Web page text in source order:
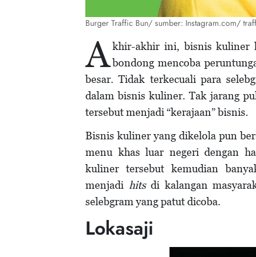
Burger Traffic Bun/ sumber: Instagram.com/
Akhir-akhir ini, bisnis kuliner
bondong mencoba
besar. Tidak terkecuali para
dalam bisnis kuliner. Tak jarang
tersebut menjadi “kerajaan” bisnis.
Bisnis kuliner yang dikelola pun
menu khas luar negeri dengan
kuliner tersebut kemudian
menjadi hitsdi kalangan
selebgram yang patut dicoba.
Lokasaji